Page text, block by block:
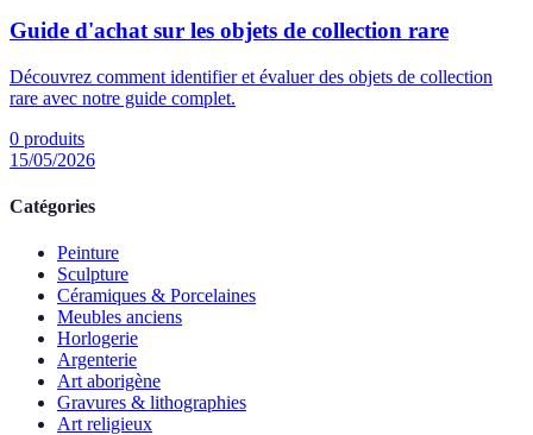
Guide d'achat sur les objets de collection rare
Découvrez comment identifier et évaluer des objets de collection
rare avec notre guide complet.
0 produits
15/05/2026
Catégories
Peinture
Sculpture
Céramiques & Porcelaines
Meubles anciens
Horlogerie
Argenterie
Art aborigène
Gravures & lithographies
Art religieux